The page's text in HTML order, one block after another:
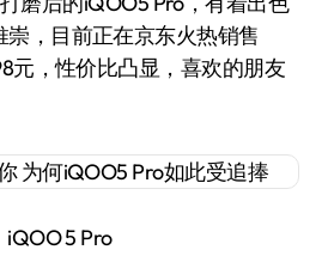
，目前正在京东火热销售
元，性价比凸显，喜欢的朋友
iQOO 5 Pro